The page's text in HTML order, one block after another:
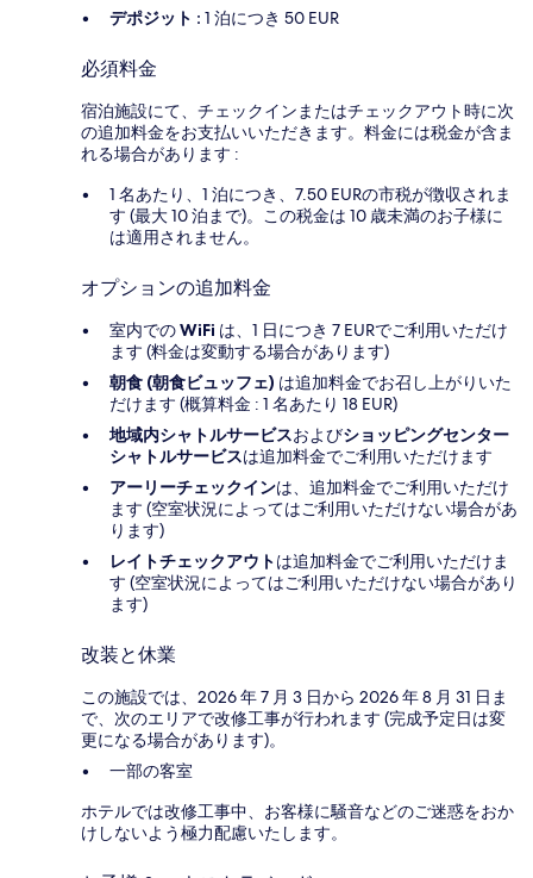
デポジット : 1 泊につき 50 EUR
必須料金
宿泊施設にて、チェックインまたはチェックアウト時に次
の追加料金をお支払いいただきます。料金には税金が含ま
れる場合があります :
1 名あたり、1 泊につき、7.50 EURの市税が徴収されま
す (最大 10 泊まで)。この税金は 10 歳未満のお子様に
は適用されません。
オプションの追加料金
室内でのWiFi は、1 日につき 7 EURでご利用いただけ
ます (料金は変動する場合があります)
朝食 (朝食ビュッフェ) は追加料金でお召し上がりいた
だけます (概算料金 : 1 名あたり 18 EUR)
地域内シャトルサービスおよびショッピングセンター
シャトルサービスは追加料金でご利用いただけます
アーリーチェックインは、追加料金でご利用いただけ
ます (空室状況によってはご利用いただけない場合があ
ります)
レイトチェックアウトは追加料金でご利用いただけま
す (空室状況によってはご利用いただけない場合があり
ます)
改装と休業
この施設では、2026 年 7 月 3 日から 2026 年 8 月 31 日ま
で、次のエリアで改修工事が行われます (完成予定日は変
更になる場合があります)。
一部の客室
ホテルでは改修工事中、お客様に騒音などのご迷惑をおか
けしないよう極力配慮いたします。